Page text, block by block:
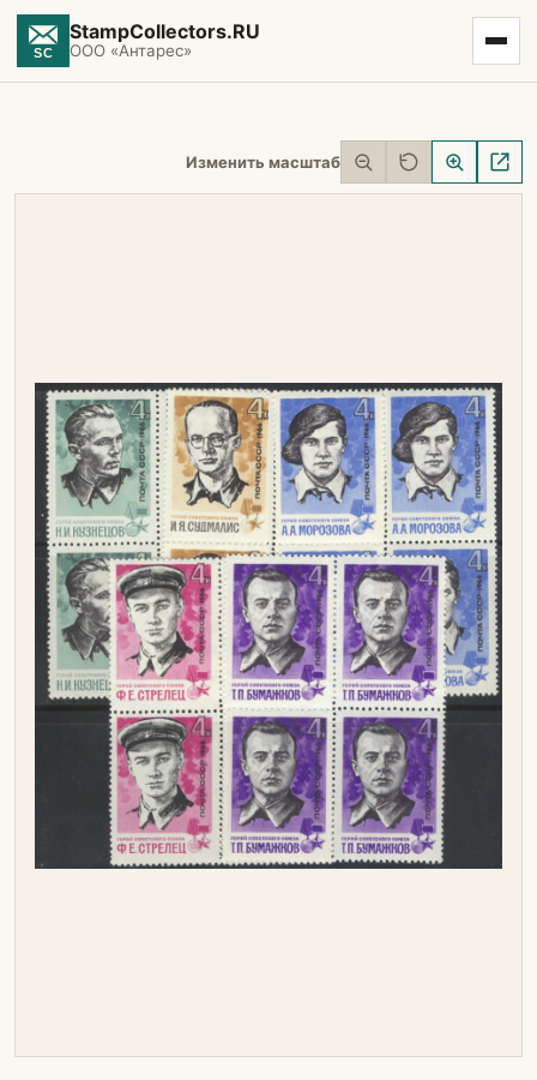
StampCollectors.RU
ООО «Антарес»
Изменить масштаб